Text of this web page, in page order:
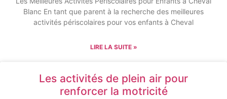
Blanc En tant que parent à la recherche des meilleures
activités périscolaires pour vos enfants à Cheval
LIRE LA SUITE »
Les activités de plein air pour
renforcer la motricité